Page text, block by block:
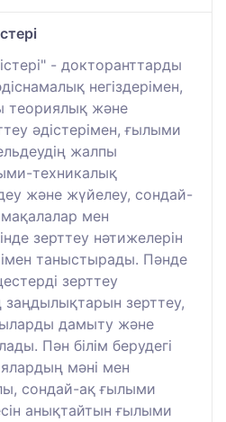
- докторанттарды
негіздерімен,
теориялық және
әдістерімен, ғылыми
жалпы
техникалық
және жүйелеу, сондай-
мен
зерттеу нәтижелерін
таныстырады. Пәнде
зерттеу
заңдылықтарын зерттеу,
дамыту және
Пән білім берудегі
мәні мен
сондай-ақ ғылыми
анықтайтын ғылыми